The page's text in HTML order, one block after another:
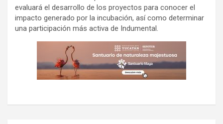
evaluará el desarrollo de los proyectos para conocer el
impacto generado por la incubación, así como determinar
una participación más activa de Indumental.